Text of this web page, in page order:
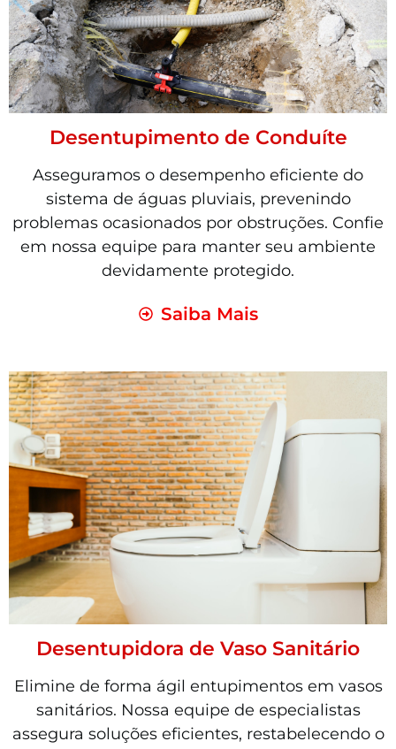
Desentupimento de Conduíte
Asseguramos o desempenho eficiente do
sistema de águas pluviais, prevenindo
problemas ocasionados por obstruções. Confie
em nossa equipe para manter seu ambiente
devidamente protegido.
Saiba Mais
Desentupidora de Vaso Sanitário
Elimine de forma ágil entupimentos em vasos
sanitários. Nossa equipe de especialistas
assegura soluções eficientes, restabelecendo o